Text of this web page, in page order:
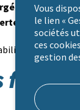
: travaux
Vous
le lien «
sociétés
ces
gestion